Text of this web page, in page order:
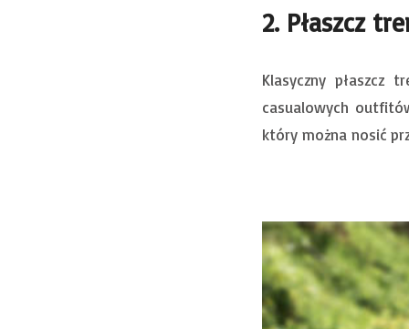
2. Płaszcz
Klasyczny płaszcz
casualowych
który można nosić